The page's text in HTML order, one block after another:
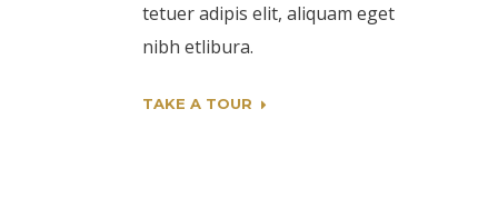
tetuer adipis elit, aliquam eget
nibh etlibura.
TAKE A TOUR